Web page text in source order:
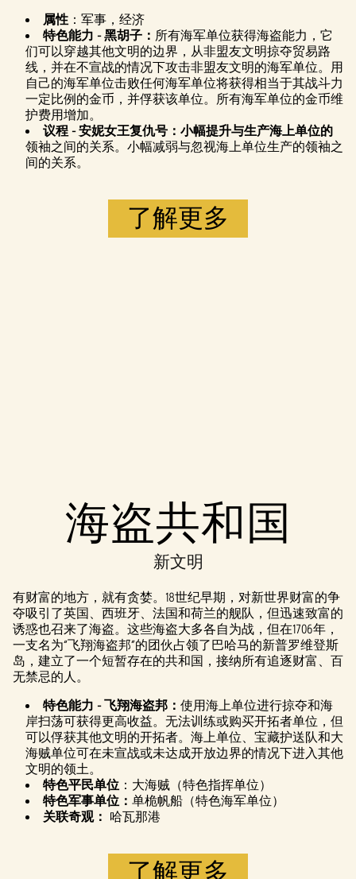
属性 ：军事，经济
特色能力 - 黑胡子： 所有海军单位获得海盗能力，它
们可以穿越其他文明的边界，从非盟友文明掠夺贸易路
线，并在不宣战的情况下攻击非盟友文明的海军单位。用
自己的海军单位击败任何海军单位将获得相当于其战斗力
一定比例的金币，并俘获该单位。所有海军单位的金币维
护费用增加。
议程 - 安妮女王复仇号：小幅提升与生产海上单位的
领袖之间的关系。小幅减弱与忽视海上单位生产的领袖之
间的关系。
了解更多
Accept
& Play
即意味着你
同意YouTube
的隐私政策
以及将数据
传输至 Google
服务器。
海盗共和国
新文明
有财富的地方，就有贪婪。18世纪早期，对新世界财富的争
夺吸引了英国、西班牙、法国和荷兰的舰队，但迅速致富的
诱惑也召来了海盗。这些海盗大多各自为战，但在1706年，
一支名为“飞翔海盗邦”的团伙占领了巴哈马的新普罗维登斯
岛，建立了一个短暂存在的共和国，接纳所有追逐财富、百
无禁忌的人。
特色能力 - 飞翔海盗邦： 使用海上单位进行掠夺和海
岸扫荡可获得更高收益。无法训练或购买开拓者单位，但
可以俘获其他文明的开拓者。海上单位、宝藏护送队和大
海贼单位可在未宣战或未达成开放边界的情况下进入其他
文明的领土。
特色平民单位 ：大海贼（特色指挥单位）
特色军事单位： 单桅帆船（特色海军单位）
关联奇观： 哈瓦那港
了解更多